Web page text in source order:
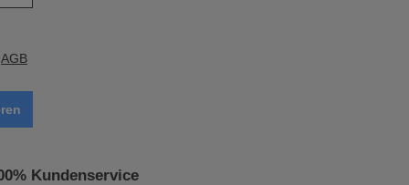
AGB
Kundenservice